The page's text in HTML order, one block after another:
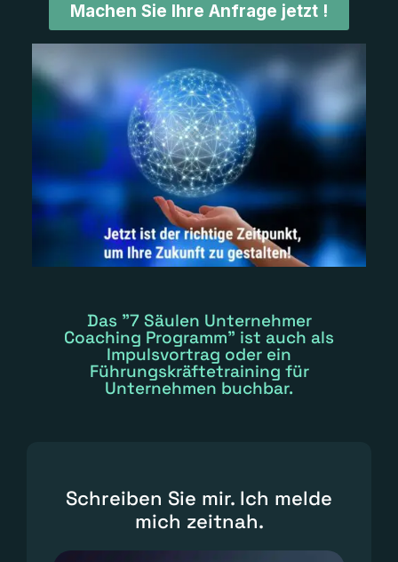
Machen Sie Ihre Anfrage jetzt !
Das "7 Säulen Unternehmer
Coaching Programm" ist auch als
Impulsvortrag oder ein
Führungskräftetraining für
Unternehmen buchbar.
Schreiben Sie mir. Ich melde
mich zeitnah.